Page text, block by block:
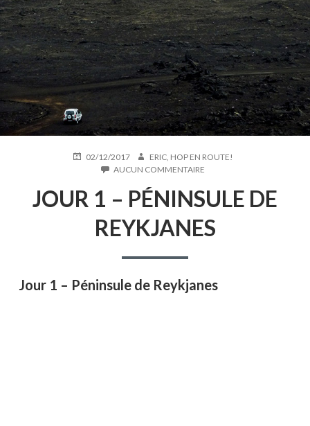
PUBLIÉ02/12/2017 AUTEUR
ERIC, HOP EN ROUTE!
AUCUN COMMENTAIRE
1
–
PÉNINSULE
DE
JOUR 1 – PÉNINSULE DE
REYKJANES
Jour 1 – Péninsule de Reykjanes